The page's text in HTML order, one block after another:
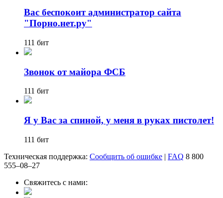
Вас беспокоит администратор сайта
"Порно.нет.ру"
111 бит
Звонок от майора ФСБ
111 бит
Я у Вас за спиной, у меня в руках пистолет!
111 бит
Техническая поддержка: Сообщить об ошибке | FAQ 8 800
555‒08‒27
Свяжитесь с нами: